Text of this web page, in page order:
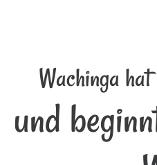
Wachinga
und